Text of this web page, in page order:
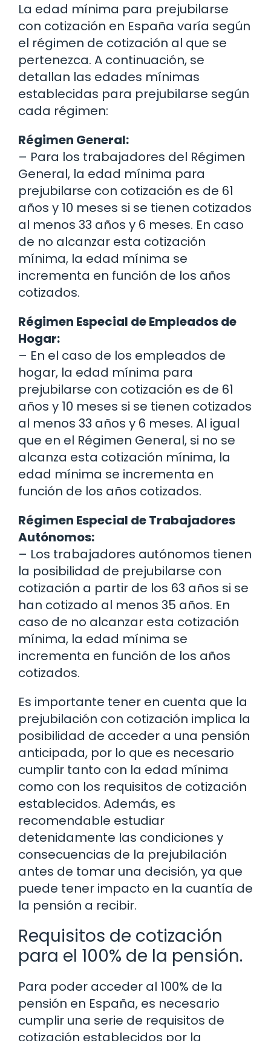
La edad mínima para prejubilarse
con cotización en España varía según
el régimen de cotización al que se
pertenezca. A continuación, se
detallan las edades mínimas
establecidas para prejubilarse según
cada régimen:
Régimen General:
– Para los trabajadores del Régimen
General, la edad mínima para
prejubilarse con cotización es de 61
años y 10 meses si se tienen cotizados
al menos 33 años y 6 meses. En caso
de no alcanzar esta cotización
mínima, la edad mínima se
incrementa en función de los años
cotizados.
Régimen Especial de Empleados de
Hogar:
– En el caso de los empleados de
hogar, la edad mínima para
prejubilarse con cotización es de 61
años y 10 meses si se tienen cotizados
al menos 33 años y 6 meses. Al igual
que en el Régimen General, si no se
alcanza esta cotización mínima, la
edad mínima se incrementa en
función de los años cotizados.
Régimen Especial de Trabajadores
Autónomos:
– Los trabajadores autónomos tienen
la posibilidad de prejubilarse con
cotización a partir de los 63 años si se
han cotizado al menos 35 años. En
caso de no alcanzar esta cotización
mínima, la edad mínima se
incrementa en función de los años
cotizados.
Es importante tener en cuenta que la
prejubilación con cotización implica la
posibilidad de acceder a una pensión
anticipada, por lo que es necesario
cumplir tanto con la edad mínima
como con los requisitos de cotización
establecidos. Además, es
recomendable estudiar
detenidamente las condiciones y
consecuencias de la prejubilación
antes de tomar una decisión, ya que
puede tener impacto en la cuantía de
la pensión a recibir.
Requisitos de cotización
para el 100% de la pensión.
Para poder acceder al 100% de la
pensión en España, es necesario
cumplir una serie de requisitos de
cotización establecidos por la